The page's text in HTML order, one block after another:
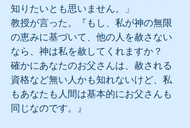
知りたいとも思いません。」
教授が言った。『もし、私が神の無限
の恵みに基づいて、他の人を赦さない
なら、神は私を赦してくれますか？
確かにあなたのお父さんは、赦される
資格など無い人かも知れないけど、私
もあなたも人間は基本的にお父さんも
同じなのです。』